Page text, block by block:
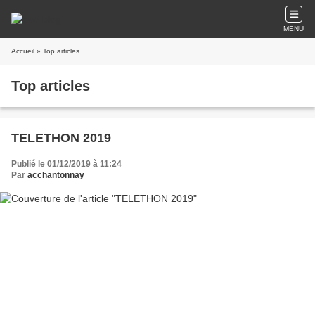
MENU
Accueil » Top articles
Top articles
TELETHON 2019
Publié le 01/12/2019 à 11:24
Par acchantonnay